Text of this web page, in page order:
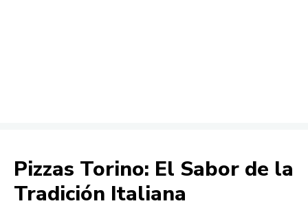
Pizzas Torino: El Sabor de la
Tradición Italiana